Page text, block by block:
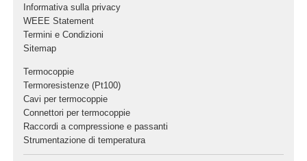
Informativa sulla privacy
WEEE Statement
Termini e Condizioni
Sitemap
Termocoppie
Termoresistenze (Pt100)
Cavi per termocoppie
Connettori per termocoppie
Raccordi a compressione e passanti
Strumentazione di temperatura